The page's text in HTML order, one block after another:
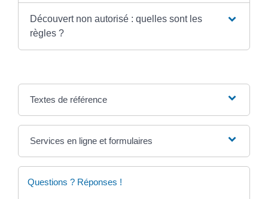
Découvert non autorisé : quelles sont les
règles ?
Textes de référence
Services en ligne et formulaires
Questions ? Réponses !